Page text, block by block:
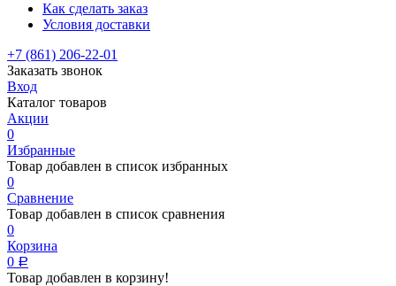
Как сделать заказ
Условия доставки
+7 (861) 206-22-01
Заказать звонок
Вход
Каталог товаров
Акции
0
Избранные
Товар добавлен в список избранных
0
Сравнение
Товар добавлен в список сравнения
0
Корзина
0 Р
Товар добавлен в корзину!